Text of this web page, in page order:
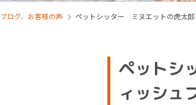
ブログ、お客様の声 ペットシッター ミヌエットの虎太
ペットシ
ィッシュ